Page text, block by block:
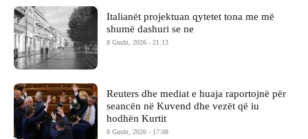
Italianët projektuan qytetet tona me më
shumë dashuri se ne
8 Gusht, 2026 - 21:13
Reuters dhe mediat e huaja raportojnë për
seancën në Kuvend dhe vezët që iu
hodhën Kurtit
8 Gusht, 2026 - 17:08